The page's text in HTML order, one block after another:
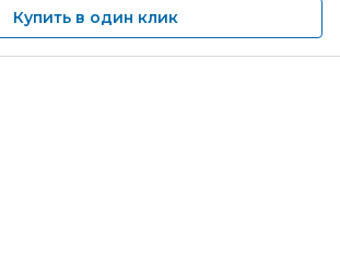
Купить в один клик